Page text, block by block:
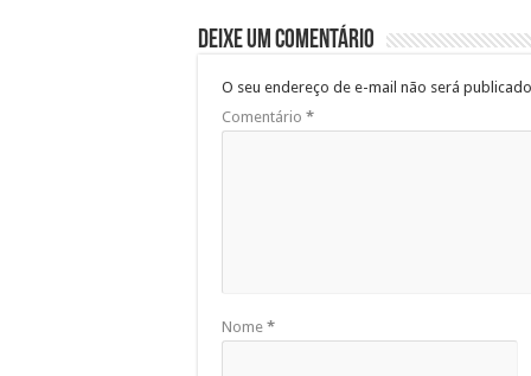
Deixe um comentário
O seu endereço de e-mail não será
Comentário *
Nome *